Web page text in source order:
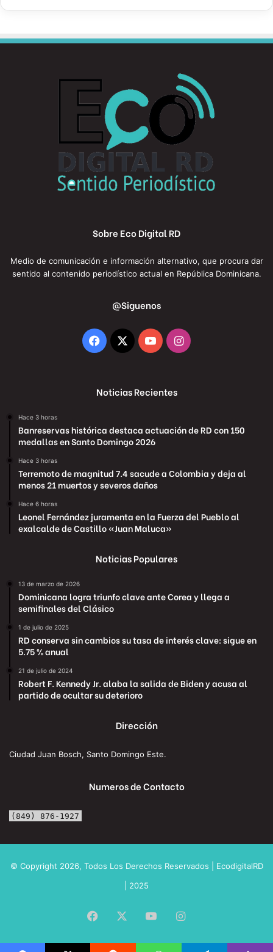
Sobre Eco Digital RD
Medio de comunicación e información alternativo, que procura dar
sentido al contenido periodístico actual en República Dominicana.
@Siguenos
Facebook
X YouTubeInstagram
Noticias Recientes
Hace 3 horas
Banreservas histórica destaca actuación de RD con 150
medallas en Santo Domingo 2026
Hace 3 horas
Terremoto de magnitud 7.4 sacude a Colombia y deja al
menos 21 muertos y severos daños
Hace 6 horas
Leonel Fernández juramenta en la Fuerza del Pueblo al
exalcalde de Castillo «Juan Maluca»
Noticias Populares
13 de marzo de 2026
Dominicana logra triunfo clave ante Corea y llega a
semifinales del Clásico
1 de julio de 2025
RD conserva sin cambios su tasa de interés clave: sigue en
5.75 % anual
21 de julio de 2024
Robert F. Kennedy Jr. alaba la salida de Biden y acusa al
partido de ocultar su deterioro
Dirección
Ciudad Juan Bosch, Santo Domingo Este.
Numeros de Contacto
(849) 876-1927
© Copyright 2026, Todos Los Derechos Reservados | EcodigitalRD
| 2025
Facebook YouTubeInstagram